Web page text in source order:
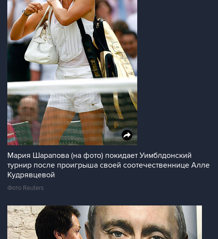
Мария Шарапова (на фото) покидает Уимблдонский
турнир после проигрыша своей соотечественнице Алле
Кудрявцевой
Фото Reuters